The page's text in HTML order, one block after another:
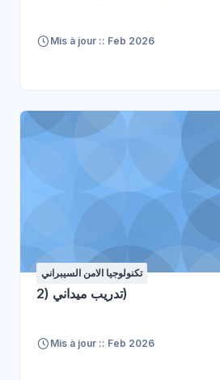
Mis à jour :: Feb 2026
تكنولوجيا الامن السيبراني
تدريب ميداني (2)
Mis à jour :: Feb 2026